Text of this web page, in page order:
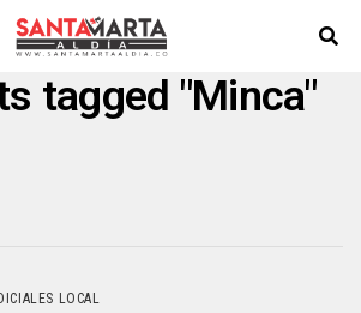
tagged "Minca"
LOCAL